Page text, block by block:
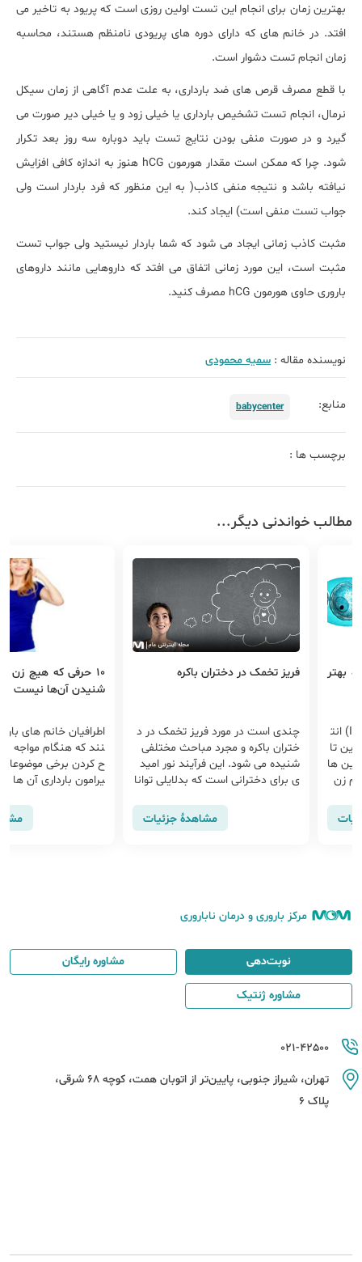
بهترین زمان برای انجام این تست اولین روزی است که پریود به تاخیر می
افتد. در خانم های که دارای دوره های پریودی نامنظم هستند، محاسبه
زمان انجام تست دشوار است.
با قطع مصرف قرص های ضد بارداری، به علت عدم آگاهی از زمان سیکل
نرمال، انجام تست تشخیص بارداری یا خیلی زود و یا خیلی دیر صورت می
گیرد و در صورت منفی بودن نتایج تست باید دوباره سه روز بعد تکرار
شود. چرا که ممکن است مقدار هورمون hCG هنوز به اندازه کافی افزایش
نیافته باشد و نتیجه منفی کاذب( به این منظور که فرد باردار است ولی
جواب تست منفی است) ایجاد کند.
مثبت کاذب زمانی ایجاد می شود که شما باردار نیستید ولی جواب تست
مثبت است، این مورد زمانی اتفاق می افتد که داروهایی مانند داروهای
باروری حاوی هورمون hCG مصرف کنید.
نویسنده مقاله : سمیه محمودی
منابع: babycenter
برچسب ها :
مطالب خواندنی دیگر...
باکره
فریز تخمک در د
مباحث مختلفی
فرآیند نور امید
که بدلایلی توانا
آینده برایشان م
مشاهدهٔ جزئیات
10 حرفی که هیچ زن بارداری مایل به
اطرافیان خانم های باردار باید دقت ک
نند که هنگام مواجه با آن ها از مطر
ح کردن برخی موضوعات ناخوشایند پ
یرامون بارداری آن ها مانند سختی دو
بودن جنین، درد زایمان و ...بپرهیزند.
مشاهدهٔ جزئیات
چهار
بارداری
در این
که در
هید می
ا، دوچرخه
مرکز باروری و درمان ناباروری
021-42500
تهران، شیراز جنوبی، پایین‌تر از اتوبان همت، کوچه 68 شرقی،
پلاک 6
نوبت‌دهی مشاوره رایگان
مشاوره ژنتیک